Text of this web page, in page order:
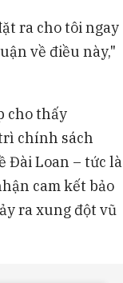
ra cho tôi ngay
về điều này,"
cho thấy
chính sách
Đài Loan – tức là
cam kết bảo
ra xung đột vũ